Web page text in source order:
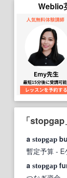
Weblio
「
a stopgap
暫定予算 - E
a stopgap